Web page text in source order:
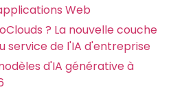
Web
? La nouvelle couche
service de l'IA d'entreprise
d'IA générative à